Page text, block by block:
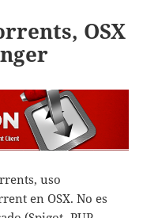
OSX
uso
en OSX. No es